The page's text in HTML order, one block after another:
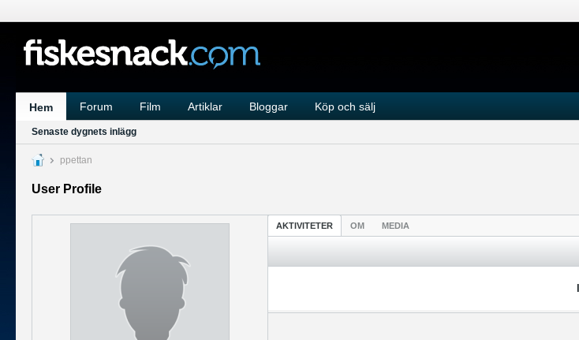
Hem Forum Film Artiklar Bloggar Köp och sälj
Senaste dygnets inlägg
ppettan
User Profile
AKTIVITETER OM MEDIA